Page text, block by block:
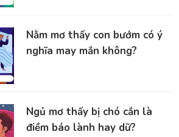
Nằm mơ thấy con bướm có ý
nghĩa may mắn không?
Ngủ mơ thấy bị chó cắn là
điềm báo lành hay dữ?